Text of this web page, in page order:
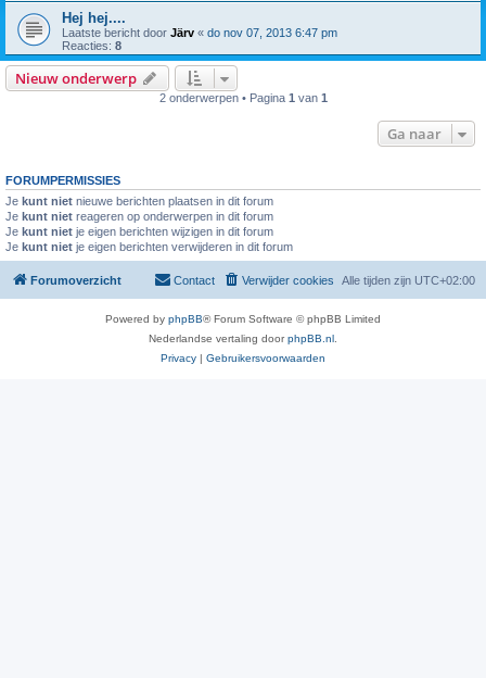
Hej hej....
Laatste bericht door Järv « do nov 07, 2013 6:47 pm
Reacties: 8
Nieuw onderwerp
2 onderwerpen • Pagina 1 van 1
Ga naar
FORUMPERMISSIES
Je kunt niet nieuwe berichten plaatsen in dit forum
Je kunt niet reageren op onderwerpen in dit forum
Je kunt niet je eigen berichten wijzigen in dit forum
Je kunt niet je eigen berichten verwijderen in dit forum
Forumoverzicht Alle tijden zijn UTC+02:00
Verwijder cookies
Contact
Powered by phpBB® Forum Software © phpBB Limited
Nederlandse vertaling doorphpBB.nl
Privacy | Gebruikersvoorwaarden